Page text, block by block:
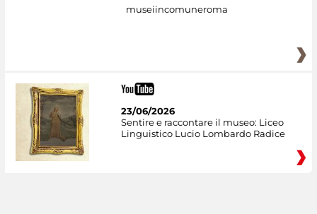
museiincomuneroma
23/06/2026
Sentire e raccontare il museo: Liceo
Linguistico Lucio Lombardo Radice